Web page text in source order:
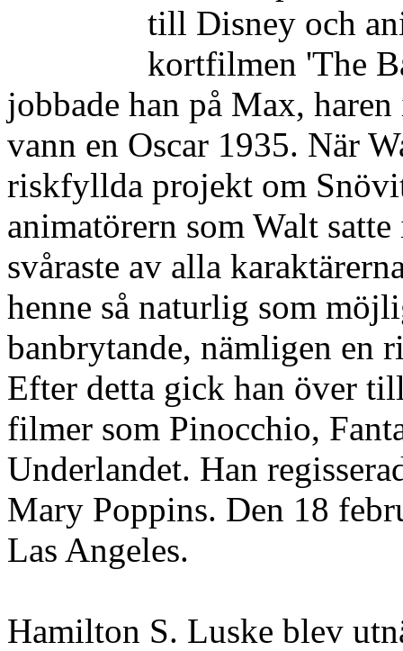
till Disney och
kortfilmen 'The
jobbade han på Max,
vann en Oscar 1935. När
riskfyllda projekt om
animatörern som Walt
svåraste av alla
henne så naturlig som
banbrytande, nämligen en
Efter detta gick han över
filmer som Pinocchio,
Underlandet. Han
Mary Poppins. Den 18
Las Angeles.
Hamilton S. Luske blev